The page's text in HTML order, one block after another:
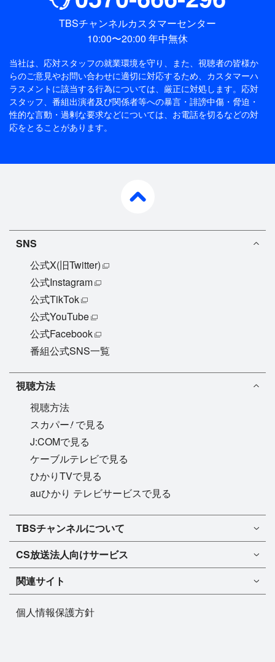
TBSチャンネルカスタマーセンター
10:00〜20:00 年中無休
当社は、応対スタッフの就業環境を守り、また、視聴者の皆様か
らのご意見やお問い合わせに適切に対応するため、 カスタマーハ
ラスメントに該当する行為については、厳正に対処します。応対
スタッフ、番組出演者及び関係者等への暴言・誹謗中傷・脅迫・
性的な言動・過剰な要求などについては、お電話を切るなどの対
応をとることがあります。
SNS
公式X(旧Twitter)
公式Instagram
公式TikTok
公式YouTube
公式Facebook
番組公式SNS一覧
視聴方法
視聴方法
スカパー!で見る
J:COMで見る
ケーブルテレビで見る
ひかりTVで見る
auひかり テレビサービスで見る
TBSチャンネル1
TBSチャンネル2
マンスリーガイド［PDF］
TBSチャンネルについて
TBSチャンネルについて
FAQ・よくあるご質問
インフォメーション
プレゼント
CS放送法人向けサービス
法人向けサービスについて
TBSチャンネル1
TBSチャンネル2
今月放送
ドラマ
バラエティ
音楽
関連サイト
BS-TBS
個人情報保護方針